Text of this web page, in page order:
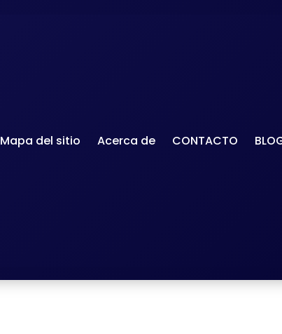
Mapa del sitio Acerca de CONTACTO